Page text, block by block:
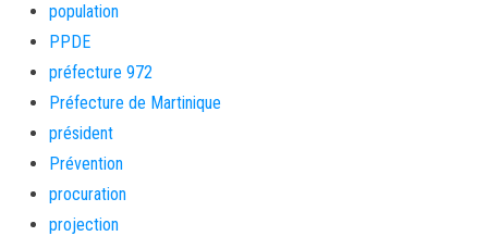
population
PPDE
préfecture 972
Préfecture de Martinique
président
Prévention
procuration
projection